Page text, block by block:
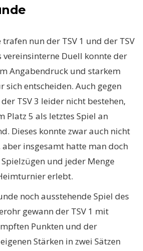
nun der TSV 1 und der TSV
vereinsinterne Duell konnte der
Angabendruck und starkem
sich entscheiden. Auch gegen
TSV 3 leider nicht bestehen,
Platz 5 als letztes Spiel an
Dieses konnte zwar auch nicht
aber insgesamt hatte man doch
und jeder Menge
erlebt.
noch ausstehende Spiel des
gewann der TSV 1 mit
Punkten und der
Stärken in zwei Sätzen